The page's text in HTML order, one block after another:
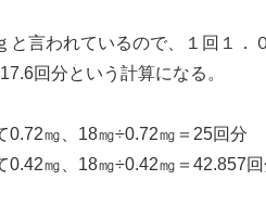
と言われているので、１回１．
回分という計算になる。
0.72㎎、18㎎÷0.72㎎＝25回分
0.42㎎、18㎎÷0.42㎎＝42.857